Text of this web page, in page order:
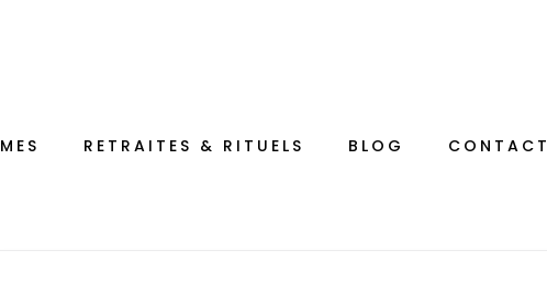
RETRAITES & RITUELS BLOG CONTACT